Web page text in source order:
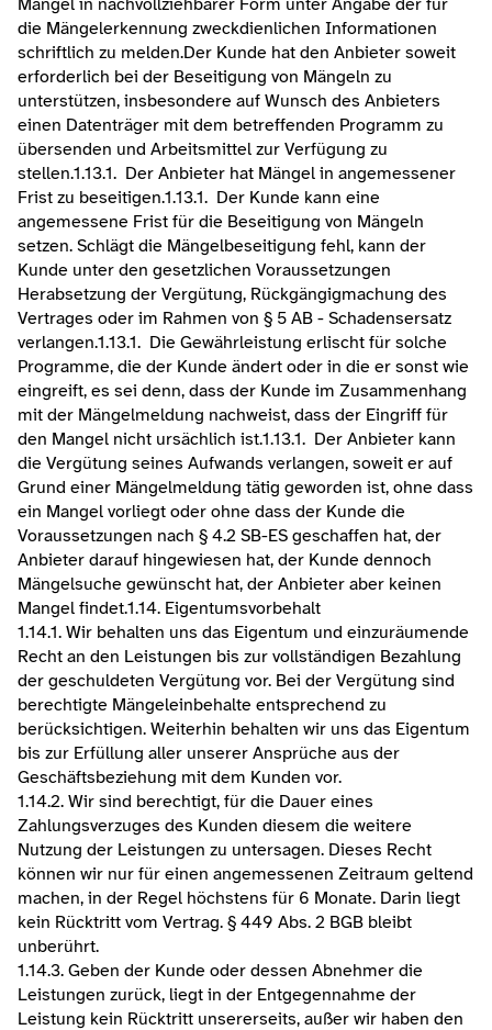
Mängel in nachvollziehbarer Form unter Angabe der für
die Mängelerkennung zweckdienlichen Informationen
schriftlich zu melden.Der Kunde hat den Anbieter soweit
erforderlich bei der Beseitigung von Mängeln zu
unterstützen, insbesondere auf Wunsch des Anbieters
einen Datenträger mit dem betreffenden Programm zu
übersenden und Arbeitsmittel zur Verfügung zu
stellen.1.13.1.  Der Anbieter hat Mängel in angemessener
Frist zu beseitigen.1.13.1.  Der Kunde kann eine
angemessene Frist für die Beseitigung von Mängeln
setzen. Schlägt die Mängelbeseitigung fehl, kann der
Kunde unter den gesetzlichen Voraussetzungen
Herabsetzung der Vergütung, Rückgängigmachung des
Vertrages oder im Rahmen von § 5 AB - Schadensersatz
verlangen.1.13.1.  Die Gewährleistung erlischt für solche
Programme, die der Kunde ändert oder in die er sonst wie
eingreift, es sei denn, dass der Kunde im Zusammenhang
mit der Mängelmeldung nachweist, dass der Eingriff für
den Mangel nicht ursächlich ist.1.13.1.  Der Anbieter kann
die Vergütung seines Aufwands verlangen, soweit er auf
Grund einer Mängelmeldung tätig geworden ist, ohne dass
ein Mangel vorliegt oder ohne dass der Kunde die
Voraussetzungen nach § 4.2 SB-ES geschaffen hat, der
Anbieter darauf hingewiesen hat, der Kunde dennoch
Mängelsuche gewünscht hat, der Anbieter aber keinen
Mangel findet.​1.14. Eigentumsvorbehalt
1.14.1. Wir behalten uns das Eigentum und einzuräumende
Recht an den Leistungen bis zur vollständigen Bezahlung
der geschuldeten Vergütung vor. Bei der Vergütung sind
berechtigte Mängeleinbehalte entsprechend zu
berücksichtigen. Weiterhin behalten wir uns das Eigentum
bis zur Erfüllung aller unserer Ansprüche aus der
Geschäftsbeziehung mit dem Kunden vor.
1.14.2. Wir sind berechtigt, für die Dauer eines
Zahlungsverzuges des Kunden diesem die weitere
Nutzung der Leistungen zu untersagen. Dieses Recht
können wir nur für einen angemessenen Zeitraum geltend
machen, in der Regel höchstens für 6 Monate. Darin liegt
kein Rücktritt vom Vertrag. § 449 Abs. 2 BGB bleibt
unberührt.
1.14.3. Geben der Kunde oder dessen Abnehmer die
Leistungen zurück, liegt in der Entgegennahme der
Leistung kein Rücktritt unsererseits, außer wir haben den